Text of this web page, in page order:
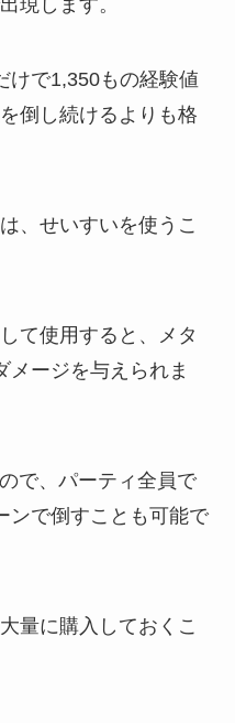
現します。
けで1,350もの経験値
倒し続けるよりも格
、せいすいを使うこ
て使用すると、メタ
メージを与えられま
で、パーティ全員で
ンで倒すことも可能で
量に購入しておくこ